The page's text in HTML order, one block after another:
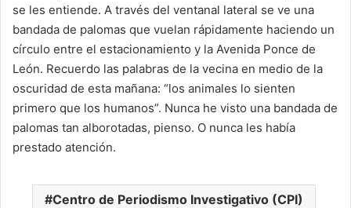
se les entiende. A través del ventanal lateral se ve una
bandada de palomas que vuelan rápidamente haciendo un
círculo entre el estacionamiento y la Avenida Ponce de
León. Recuerdo las palabras de la vecina en medio de la
oscuridad de esta mañana: “los animales lo sienten
primero que los humanos”. Nunca he visto una bandada de
palomas tan alborotadas, pienso. O nunca les había
prestado atención.
Centro de Periodismo Investigativo (CPI)